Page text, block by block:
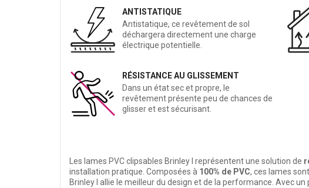
ANTISTATIQUE
Antistatique, ce revêtement de sol
déchargera directement une charge
électrique potentielle.
RÉSISTANCE AU GLISSEMENT
Dans un état sec et propre, le
revêtement présente peu de chances de
glisser et est sécurisant.
Les lames PVC clipsables Brinley I représentent une solution de
installation pratique. Composées à 100% de PVC, ces lames
Brinley I allie le meilleur du design et de la performance. Avec